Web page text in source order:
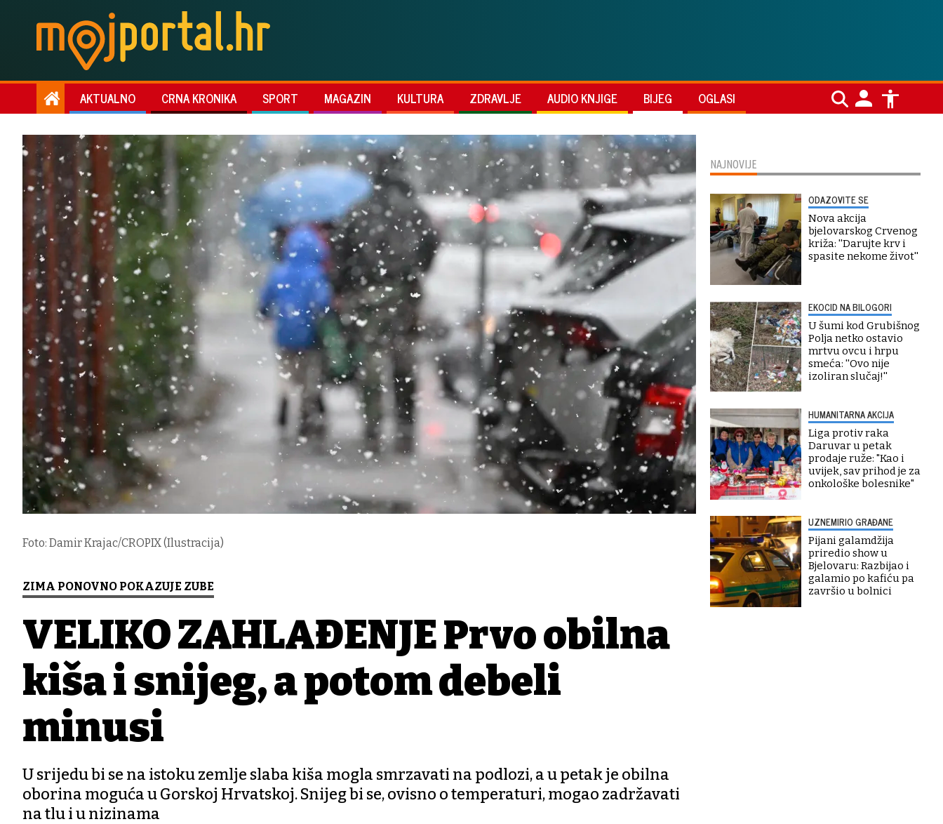
AKTUALNO CRNA KRONIKA SPORT MAGAZIN KULTURA ZDRAVLJE AUDIO KNJIGE BIJEG OGLASI
Foto: Damir Krajac/CROPIX (Ilustracija)
ZIMA PONOVNO POKAZUJE ZUBE
VELIKO ZAHLAĐENJE Prvo obilna
kiša i snijeg, a potom debeli
minusi
U srijedu bi se na istoku zemlje slaba kiša mogla smrzavati na podlozi, a u petak je obilna
oborina moguća u Gorskoj Hrvatskoj. Snijeg bi se, ovisno o temperaturi, mogao zadržavati
na tlu i u nizinama
NAJNOVIJE
ODAZOVITE SE
Nova akcija
bjelovarskog Crvenog
križa: ''Darujte krv i
spasite nekome život''
EKOCID NA BILOGORI
U šumi kod Grubišnog
Polja netko ostavio
mrtvu ovcu i hrpu
smeća: ''Ovo nije
izoliran slučaj!''
HUMANITARNA AKCIJA
Liga protiv raka
Daruvar u petak
prodaje ruže: "Kao i
uvijek, sav prihod je za
onkološke bolesnike"
UZNEMIRIO GRAĐANE
Pijani galamdžija
priredio show u
Bjelovaru: Razbijao i
galamio po kafiću pa
završio u bolnici